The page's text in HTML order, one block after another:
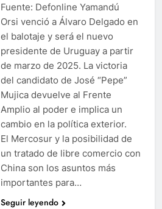
Fuente: Defonline Yamandú
Orsi venció a Álvaro Delgado en
el balotaje y será el nuevo
presidente de Uruguay a partir
de marzo de 2025. La victoria
del candidato de José “Pepe”
Mujica devuelve al Frente
Amplio al poder e implica un
cambio en la política exterior.
El Mercosur y la posibilidad de
un tratado de libre comercio con
China son los asuntos más
importantes para…
Seguir leyendo